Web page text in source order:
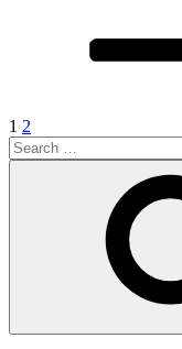
1 2
Search
for: